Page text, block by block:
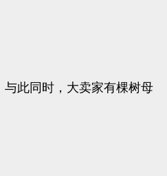
与此同时，大卖家有棵树母